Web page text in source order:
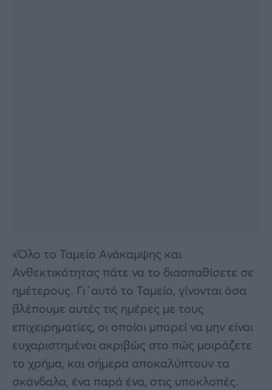
«Όλο το Ταμείο Ανάκαμψης και
Ανθεκτικότητας πάτε να το διασπαθίσετε σε
ημέτερους. Γι΄αυτό το Ταμείο, γίνονται όσα
βλέπουμε αυτές τις ημέρες με τους
επιχειρηματίες, οι οποίοι μπορεί να μην είναι
ευχαριστημένοι ακριβώς στο πώς μοιράζετε
το χρήμα, και σήμερα αποκαλύπτουν τα
σκάνδαλα, ένα παρά ένα, στις υποκλοπές.